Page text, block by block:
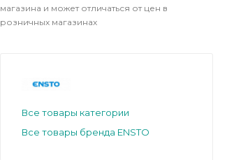
магазина и может отличаться от цен в
розничных магазинах
Все товары категории
Все товары бренда ENSTO